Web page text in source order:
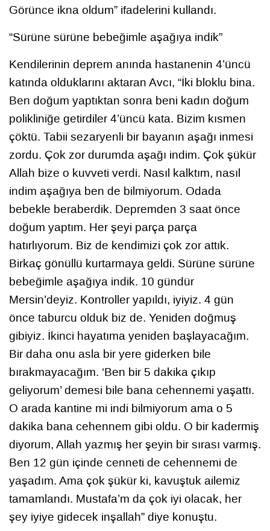
Görünce ikna oldum” ifadelerini kullandı.
“Sürüne sürüne bebeğimle aşağıya indik”
Kendilerinin deprem anında hastanenin 4’üncü
katında olduklarını aktaran Avcı, “İki bloklu bina.
Ben doğum yaptıktan sonra beni kadın doğum
polikliniğe getirdiler 4’üncü kata. Bizim kısmen
çöktü. Tabii sezaryenli bir bayanın aşağı inmesi
zordu. Çok zor durumda aşağı indim. Çok şükür
Allah bize o kuvveti verdi. Nasıl kalktım, nasıl
indim aşağıya ben de bilmiyorum. Odada
bebekle beraberdik. Depremden 3 saat önce
doğum yaptım. Her şeyi parça parça
hatırlıyorum. Biz de kendimizi çok zor attık.
Birkaç gönüllü kurtarmaya geldi. Sürüne sürüne
bebeğimle aşağıya indik. 10 gündür
Mersin’deyiz. Kontroller yapıldı, iyiyiz. 4 gün
önce taburcu olduk biz de. Yeniden doğmuş
gibiyiz. İkinci hayatıma yeniden başlayacağım.
Bir daha onu asla bir yere giderken bile
bırakmayacağım. ‘Ben bir 5 dakika çıkıp
geliyorum’ demesi bile bana cehennemi yaşattı.
O arada kantine mi indi bilmiyorum ama o 5
dakika bana cehennem gibi oldu. O bir kadermiş
diyorum, Allah yazmış her şeyin bir sırası varmış.
Ben 12 gün içinde cenneti de cehennemi de
yaşadım. Ama çok şükür ki, kavuştuk ailemiz
tamamlandı. Mustafa’m da çok iyi olacak, her
şey iyiye gidecek inşallah” diye konuştu.